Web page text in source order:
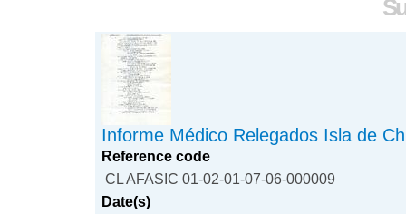
Informe Médico Relegados Isla de
Reference code
CL AFASIC 01-02-01-07-06-000009
Date(s)